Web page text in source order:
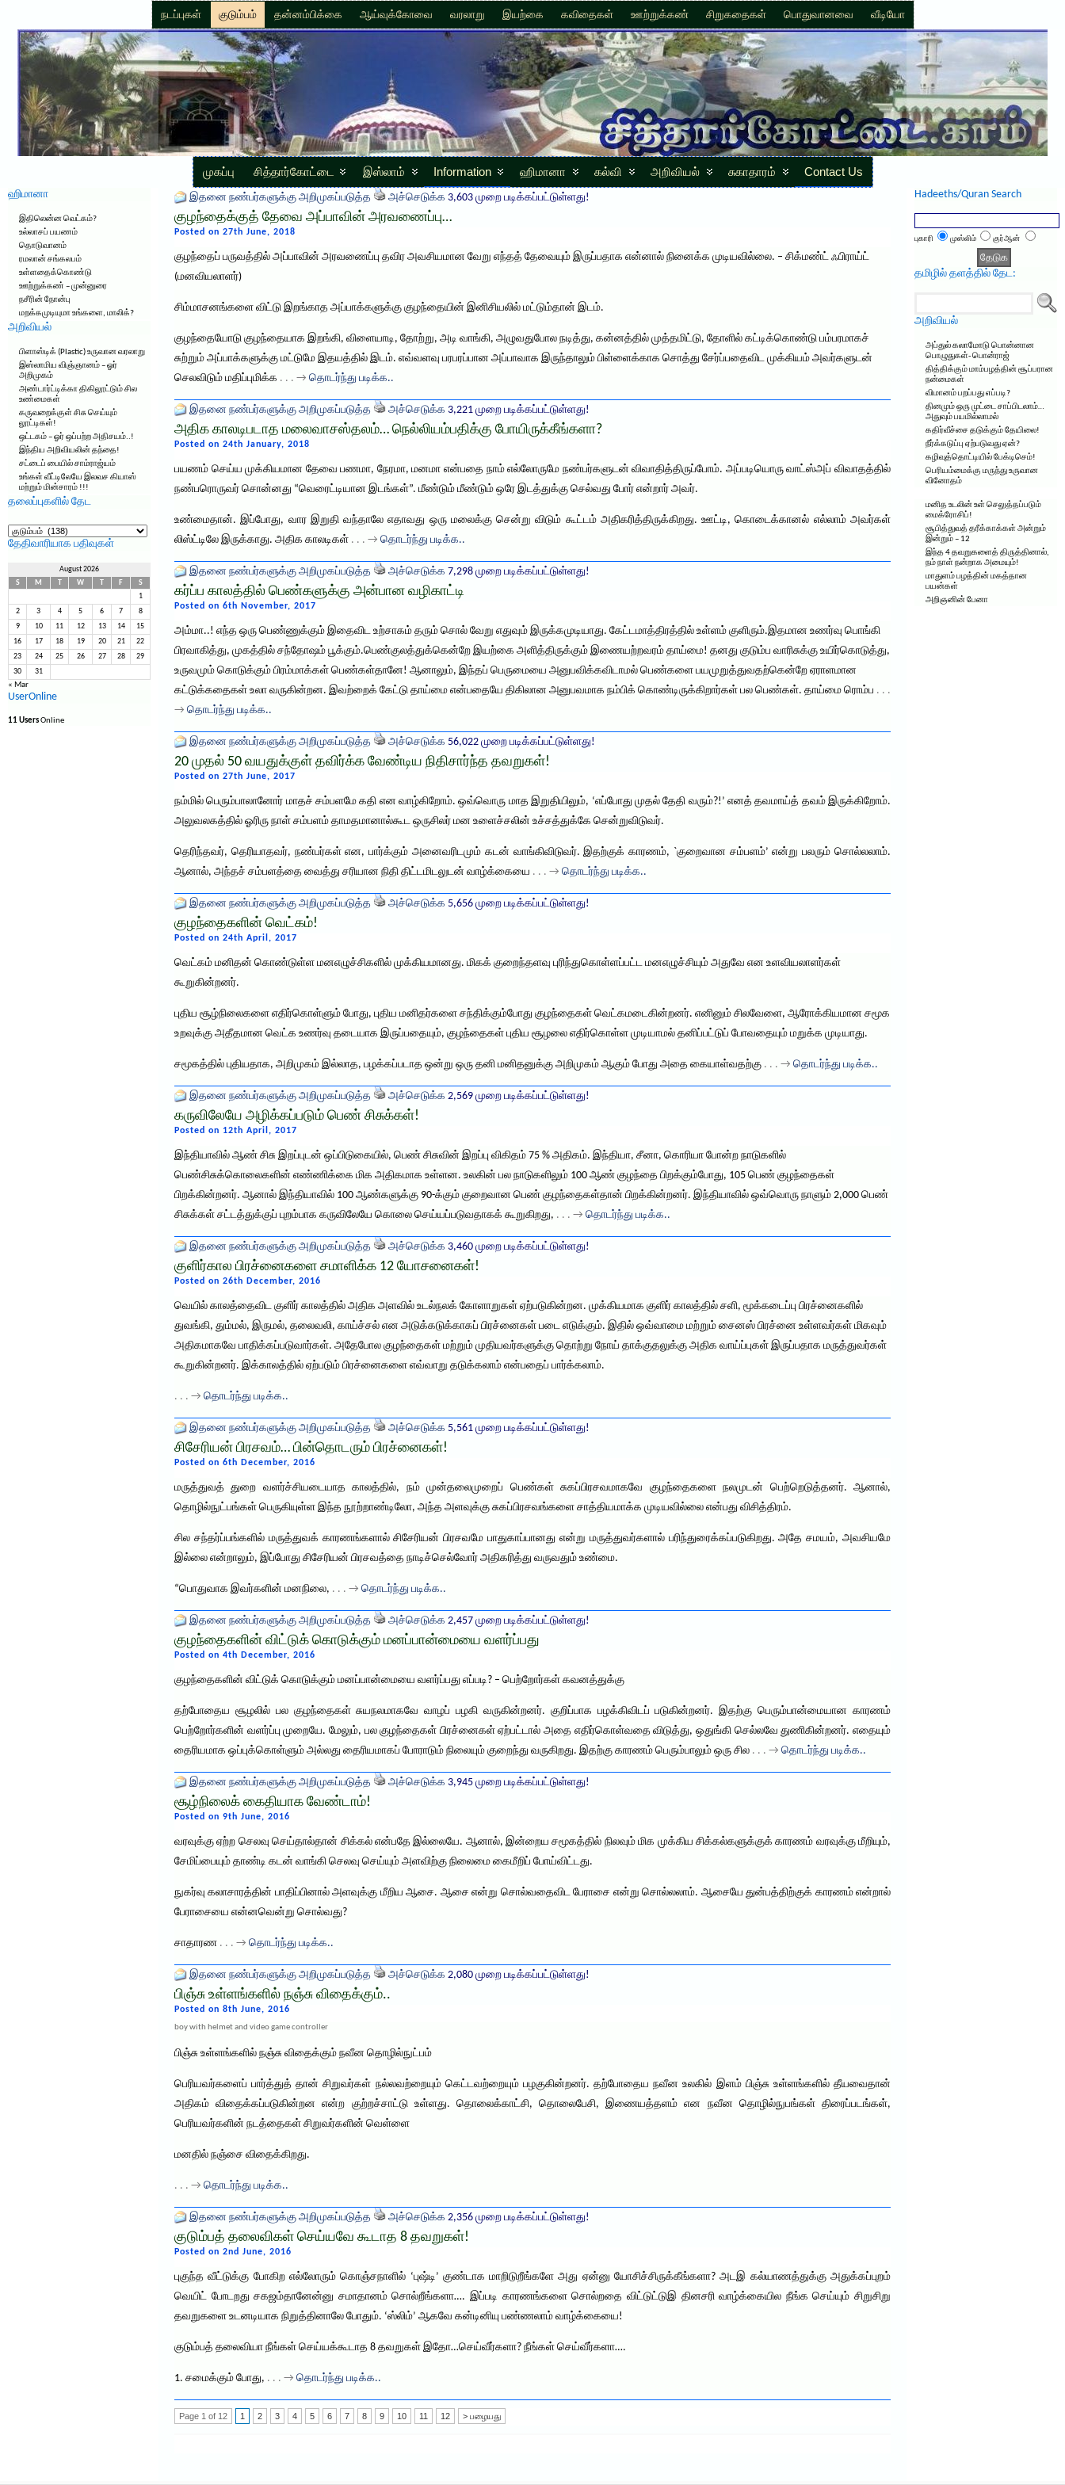
நடப்புகள் குடும்பம் தன்னம்பிக்கை ஆய்வுக்கோவை வரலாறு இயற்கை கவிதைகள் ஊற்றுக்கண் சிறுகதைகள் பொதுவானவை வீடியோ
முகப்பு சித்தார்கோட்டை இஸ்லாம் Information ஹிமானா கல்வி அறிவியல் சுகாதாரம் Contact Us
ஹிமானா
இதிலென்ன வெட்கம்?
உல்லாசப் பயணம்
தொடுவானம்
ரமலான் சங்கலபம்
உள்ளதைக்கொண்டு
ஊற்றுக்கண் – முன்னுரை
நசீரின் நோன்பு
மறக்கமுடியுமா உங்களை, மாலிக்?
அறிவியல்
பிளாஸ்டிக் (Plastic) உருவான வரலாறு
இஸ்லாமிய விஞ்ஞானம் – ஓர்
அறிமுகம்
அண்டார்ட்டிக்கா திகிலூட்டும் சில
உண்மைகள்
கருவறைக்குள் சிசு செய்யும்
லூட்டிகள்!
ஒட்டகம் – ஓர் ஒப்பற்ற அதிசயம்..!
இந்திய அறிவியலின் தந்தை!
சட்டைப் பையில் சாம்ராஜ்யம்
உங்கள் வீட்டிலேயே இலவச கியாஸ்
மற்றும் மின்சாரம் !!!
தலைப்புகளில் தேட
தலைப்புகளில்
தேட
தேதிவாரியாக பதிவுகள்
August 2026
S
M W F
S
1
2 3 4 5 6 7 8
9 10 11 12 13 14 15
16 17 18 19 20 21 22
23 24 25 26 27 28 29
30 31
« Mar
UserOnline
11 UsersOnline
இதனை நண்பர்களுக்கு அறிமுகப்படுத்த அச்செடுக்க 3,603 முறை படிக்கப்பட்டுள்ளது!
குழந்தைக்குத் தேவை அப்பாவின் அரவணைப்பு…
Posted on 27th June, 2018
குழந்தைப் பருவத்தில் அப்பாவின் அரவணைப்பு தவிர அவசியமான வேறு எந்தத் தேவையும் இருப்பதாக என்னால் நினைக்க முடியவில்லை. – சிக்மண்ட் ஃபிராய்ட்
(மனவியலாளர்)
சிம்மாசனங்களை விட்டு இறங்காத அப்பாக்களுக்கு குழந்தையின் இனிசியலில் மட்டும்தான் இடம்.
குழந்தையோடு குழந்தையாக இறங்கி, விளையாடி, தோற்று, அடி வாங்கி, அழுவதுபோல நடித்து, கன்னத்தில் முத்தமிட்டு, தோளில் கட்டிக்கொண்டு பம்பரமாகச்
சுற்றும் அப்பாக்களுக்கு மட்டுமே இதயத்தில் இடம். எவ்வளவு பரபரப்பான அப்பாவாக இருந்தாலும் பிள்ளைக்காக சொத்து சேர்ப்பதைவிட முக்கியம் அவர்களுடன்
செலவிடும் மதிப்புமிக்க . . . → தொடர்ந்து படிக்க..
இதனை நண்பர்களுக்கு அறிமுகப்படுத்த அச்செடுக்க 3,221 முறை படிக்கப்பட்டுள்ளது!
அதிக காலடிபடாத மலைவாசஸ்தலம்… நெல்லியம்பதிக்கு போயிருக்கீங்களா?
Posted on 24th January, 2018
பயணம் செய்ய முக்கியமான தேவை பணமா, நேரமா, மனமா என்பதை நாம் எல்லோருமே நண்பர்களுடன் விவாதித்திருப்போம். அப்படியொரு வாட்ஸ்அப் விவாதத்தில்
நண்பரொருவர் சொன்னது “வெரைட்டியான இடங்கள்”. மீண்டும் மீண்டும் ஒரே இடத்துக்கு செல்வது போர் என்றார் அவர்.
உண்மைதான். இப்போது, வார இறுதி வந்தாலே எதாவது ஒரு மலைக்கு சென்று விடும் கூட்டம் அதிகரித்திருக்கிறது. ஊட்டி, கொடைக்கானல் எல்லாம் அவர்கள்
லிஸ்ட்டிலே இருக்காது. அதிக காலடிகள் . . . → தொடர்ந்து படிக்க..
இதனை நண்பர்களுக்கு அறிமுகப்படுத்த அச்செடுக்க 7,298 முறை படிக்கப்பட்டுள்ளது!
கர்ப்ப காலத்தில் பெண்களுக்கு அன்பான வழிகாட்டி
Posted on 6th November, 2017
அம்மா..! எந்த ஒரு பெண்ணுக்கும் இதைவிட உற்சாகம் தரும் சொல் வேறு எதுவும் இருக்கமுடியாது. கேட்டமாத்திரத்தில் உள்ளம் குளிரும்.இதமான உணர்வு பொங்கி
பிரவாகித்து, முகத்தில் சந்தோஷம் பூக்கும்.பெண்குலத்துக்கென்றே இயற்கை அளித்திருக்கும் இணையற்றவரம் தாய்மை! தனது குடும்ப வாரிசுக்கு உயிர்கொடுத்து,
உருவமும் கொடுக்கும் பிரம்மாக்கள் பெண்கள்தானே! ஆனாலும், இந்தப் பெருமையை அனுபவிக்கவிடாமல் பெண்களை பயமுறுத்துவதற்கென்றே ஏராளமான
கட்டுக்கதைகள் உலா வருகின்றன. இவற்றைக் கேட்டு தாய்மை என்பதையே திகிலான அனுபவமாக நம்பிக் கொண்டிருக்கிறார்கள் பல பெண்கள். தாய்மை ரொம்ப . . .
→ தொடர்ந்து படிக்க..
இதனை நண்பர்களுக்கு அறிமுகப்படுத்த அச்செடுக்க 56,022 முறை படிக்கப்பட்டுள்ளது!
20 முதல் 50 வயதுக்குள் தவிர்க்க வேண்டிய நிதிசார்ந்த தவறுகள்!
Posted on 27th June, 2017
நம்மில் பெரும்பாலானோர் மாதச் சம்பளமே கதி என வாழ்கிறோம். ஒவ்வொரு மாத இறுதியிலும், ‘எப்போது முதல் தேதி வரும்?!’ எனத் தவமாய்த் தவம் இருக்கிறோம்.
அலுவலகத்தில் ஓரிரு நாள் சம்பளம் தாமதமானால்கூட ஒருசிலர் மன உளைச்சலின் உச்சத்துக்கே சென்றுவிடுவர்.
தெரிந்தவர், தெரியாதவர், நண்பர்கள் என, பார்க்கும் அனைவரிடமும் கடன் வாங்கிவிடுவர். இதற்குக் காரணம், `குறைவான சம்பளம்’ என்று பலரும் சொல்லலாம்.
ஆனால், அந்தச் சம்பளத்தை வைத்து சரியான நிதி திட்டமிடலுடன் வாழ்க்கையை . . . → தொடர்ந்து படிக்க..
இதனை நண்பர்களுக்கு அறிமுகப்படுத்த அச்செடுக்க 5,656 முறை படிக்கப்பட்டுள்ளது!
குழந்தைகளின் வெட்கம்!
Posted on 24th April, 2017
வெட்கம் மனிதன் கொண்டுள்ள மனஎழுச்சிகளில் முக்கியமானது. மிகக் குறைந்தளவு புரிந்துகொள்ளப்பட்ட மனஎழுச்சியும் அதுவே என உளவியலாளர்கள்
கூறுகின்றனர்.
புதிய சூழ்நிலைகளை எதிர்கொள்ளும் போது, புதிய மனிதர்களை சந்திக்கும்போது குழந்தைகள் வெட்கமடைகின்றனர். எனினும் சிலவேளை, ஆரோக்கியமான சமூக
உறவுக்கு அதீதமான வெட்க உணர்வு தடையாக இருப்பதையும், குழந்தைகள் புதிய சூழலை எதிர்கொள்ள முடியாமல் தனிப்பட்டுப் போவதையும் மறுக்க முடியாது.
சமூகத்தில் புதியதாக, அறிமுகம் இல்லாத, பழக்கப்படாத ஒன்று ஒரு தனி மனிதனுக்கு அறிமுகம் ஆகும் போது அதை கையாள்வதற்கு . . . → தொடர்ந்து படிக்க..
இதனை நண்பர்களுக்கு அறிமுகப்படுத்த அச்செடுக்க 2,569 முறை படிக்கப்பட்டுள்ளது!
கருவிலேயே அழிக்கப்படும் பெண் சிசுக்கள்!
Posted on 12th April, 2017
இந்தியாவில் ஆண் சிசு இறப்புடன் ஒப்பிடுகையில், பெண் சிசுவின் இறப்பு விகிதம் 75 % அதிகம். இந்தியா, சீனா, கொரியா போன்ற நாடுகளில்
பெண்சிசுக்கொலைகளின் எண்ணிக்கை மிக அதிகமாக உள்ளன. உலகின் பல நாடுகளிலும் 100 ஆண் குழந்தை பிறக்கும்போது, 105 பெண் குழந்தைகள்
பிறக்கின்றனர். ஆனால் இந்தியாவில் 100 ஆண்களுக்கு 90-க்கும் குறைவான பெண் குழந்தைகள்தான் பிறக்கின்றனர். இந்தியாவில் ஒவ்வொரு நாளும் 2,000 பெண்
சிசுக்கள் சட்டத்துக்குப் புறம்பாக கருவிலேயே கொலை செய்யப்படுவதாகக் கூறுகிறது, . . . → தொடர்ந்து படிக்க..
இதனை நண்பர்களுக்கு அறிமுகப்படுத்த அச்செடுக்க 3,460 முறை படிக்கப்பட்டுள்ளது!
குளிர்கால பிரச்னைகளை சமாளிக்க 12 யோசனைகள்!
Posted on 26th December, 2016
வெயில் காலத்தைவிட குளிர் காலத்தில் அதிக அளவில் உடல்நலக் கோளாறுகள் ஏற்படுகின்றன. முக்கியமாக குளிர் காலத்தில் சளி, மூக்கடைப்பு பிரச்னைகளில்
துவங்கி, தும்மல், இருமல், தலைவலி, காய்ச்சல் என அடுக்கடுக்காகப் பிரச்னைகள் படை எடுக்கும். இதில் ஒவ்வாமை மற்றும் சைனஸ் பிரச்னை உள்ளவர்கள் மிகவும்
அதிகமாகவே பாதிக்கப்படுவார்கள். அதேபோல குழந்தைகள் மற்றும் முதியவர்களுக்கு தொற்று நோய் தாக்குதலுக்கு அதிக வாய்ப்புகள் இருப்பதாக மருத்துவர்கள்
கூறுகின்றனர். இக்காலத்தில் ஏற்படும் பிரச்னைகளை எவ்வாறு தடுக்கலாம் என்பதைப் பார்க்கலாம்.
. . . → தொடர்ந்து படிக்க..
இதனை நண்பர்களுக்கு அறிமுகப்படுத்த அச்செடுக்க 5,561 முறை படிக்கப்பட்டுள்ளது!
சிசேரியன் பிரசவம்… பின்தொடரும் பிரச்னைகள்!
Posted on 6th December, 2016
மருத்துவத் துறை வளர்ச்சியடையாத காலத்தில், நம் முன்தலைமுறைப் பெண்கள் சுகப்பிரசவமாகவே குழந்தைகளை நலமுடன் பெற்றெடுத்தனர். ஆனால்,
தொழில்நுட்பங்கள் பெருகியுள்ள இந்த நூற்றாண்டிலோ, அந்த அளவுக்கு சுகப்பிரசவங்களை சாத்தியமாக்க முடியவில்லை என்பது விசித்திரம்.
சில சந்தர்ப்பங்களில் மருத்துவக் காரணங்களால் சிசேரியன் பிரசவமே பாதுகாப்பானது என்று மருத்துவர்களால் பரிந்துரைக்கப்படுகிறது. அதே சமயம், அவசியமே
இல்லை என்றாலும், இப்போது சிசேரியன் பிரசவத்தை நாடிச்செல்வோர் அதிகரித்து வருவதும் உண்மை.
“பொதுவாக இவர்களின் மனநிலை, . . . → தொடர்ந்து படிக்க..
இதனை நண்பர்களுக்கு அறிமுகப்படுத்த அச்செடுக்க 2,457 முறை படிக்கப்பட்டுள்ளது!
குழந்தைகளின் விட்டுக் கொடுக்கும் மனப்பான்மையை வளர்ப்பது
Posted on 4th December, 2016
குழந்தைகளின் விட்டுக் கொடுக்கும் மனப்பான்மையை வளர்ப்பது எப்படி? – பெற்றோர்கள் கவனத்துக்கு
தற்போதைய சூழலில் பல குழந்தைகள் சுயநலமாகவே வாழப் பழகி வருகின்றனர். குறிப்பாக பழக்கிவிடப் படுகின்றனர். இதற்கு பெரும்பான்மையான காரணம்
பெற்றோர்களின் வளர்ப்பு முறையே. மேலும், பல குழந்தைகள் பிரச்னைகள் ஏற்பட்டால் அதை எதிர்கொள்வதை விடுத்து, ஒதுங்கி செல்லவே துணிகின்றனர். எதையும்
தைரியமாக ஒப்புக்கொள்ளும் அல்லது தைரியமாகப் போராடும் நிலையும் குறைந்து வருகிறது. இதற்கு காரணம் பெரும்பாலும் ஒரு சில . . . → தொடர்ந்து படிக்க..
இதனை நண்பர்களுக்கு அறிமுகப்படுத்த அச்செடுக்க 3,945 முறை படிக்கப்பட்டுள்ளது!
சூழ்நிலைக் கைதியாக வேண்டாம்!
Posted on 9th June, 2016
வரவுக்கு ஏற்ற செலவு செய்தால்தான் சிக்கல் என்பதே இல்லையே. ஆனால், இன்றைய சமூகத்தில் நிலவும் மிக முக்கிய சிக்கல்களுக்குக் காரணம் வரவுக்கு மீறியும்,
சேமிப்பையும் தாண்டி கடன் வாங்கி செலவு செய்யும் அளவிற்கு நிலைமை கைமீறிப் போய்விட்டது.
நுகர்வு கலாசாரத்தின் பாதிப்பினால் அளவுக்கு மீறிய ஆசை. ஆசை என்று சொல்வதைவிட பேராசை என்று சொல்லலாம். ஆசையே துன்பத்திற்குக் காரணம் என்றால்
பேராசையை என்னவென்று சொல்வது?
சாதாரண . . . → தொடர்ந்து படிக்க..
இதனை நண்பர்களுக்கு அறிமுகப்படுத்த அச்செடுக்க 2,080 முறை படிக்கப்பட்டுள்ளது!
பிஞ்சு உள்ளங்களில் நஞ்சு விதைக்கும்..
Posted on 8th June, 2016
boy with helmet and video game controller
பிஞ்சு உள்ளங்களில் நஞ்சு விதைக்கும் நவீன தொழில்நுட்பம்
பெரியவர்களைப் பார்த்துத் தான் சிறுவர்கள் நல்லவற்றையும் கெட்டவற்றையும் பழகுகின்றனர். தற்போதைய நவீன உலகில் இளம் பிஞ்சு உள்ளங்களில் தீயவைதான்
அதிகம் விதைக்கப்படுகின்றன என்ற குற்றச்சாட்டு உள்ளது. தொலைக்காட்சி, தொலைபேசி, இணையத்தளம் என நவீன தொழில்நுபங்கள் திரைப்படங்கள்,
பெரியவர்களின் நடத்தைகள் சிறுவர்களின் வெள்ளை
மனதில் நஞ்சை விதைக்கிறது.
. . . → தொடர்ந்து படிக்க..
இதனை நண்பர்களுக்கு அறிமுகப்படுத்த அச்செடுக்க 2,356 முறை படிக்கப்பட்டுள்ளது!
குடும்பத் தலைவிகள் செய்யவே கூடாத 8 தவறுகள்!
Posted on 2nd June, 2016
புகுந்த வீட்டுக்கு போகிற எல்லோரும் கொஞ்சநாளில் ‘புஷ்டி’ குண்டாக மாறிடுறீங்களே அது ஏன்னு யோசிச்சிருக்கீங்களா? அடஇ கல்யாணத்துக்கு அதுக்கப்புறம்
வெயிட் போடறது சகஜம்தானேன்னு சமாதானம் சொல்றீங்களா…. இப்படி காரணங்களை சொல்றதை விட்டுட்டுஇ தினசரி வாழ்க்கையில நீங்க செய்யும் சிறுசிறு
தவறுகளை உடனடியாக நிறுத்தினாலே போதும். ‘ஸ்லிம்’ ஆகவே கன்டினியு பண்ணலாம் வாழ்க்கையை!
குடும்பத் தலைவியா நீங்கள் செய்யக்கூடாத 8 தவறுகள் இதோ…செய்வீர்களா? நீங்கள் செய்வீர்களா….
1. சமைக்கும் போது, . . . → தொடர்ந்து படிக்க..
Page 1 of 12 1 2 3 4 5 6 7 8 9 10 11 12 > பழையது
Hadeeths/Quran Search
புகாரி முஸ்லிம் குர்ஆன்
தமிழில் தளத்தில் தேட:
அறிவியல்
அப்துல் கலாமோடு பொன்னான
பொழுதுகள்- பொன்ராஜ்
தித்திக்கும் மாம்பழத்தின் சூப்பரான
நன்மைகள்
விமானம் பறப்பது எப்படி?
தினமும் ஒரு முட்டை சாப்பிடலாம்…
அதுவும் பயமில்லாமல்
கதிர்வீச்சை தடுக்கும் தேயிலை!
நீர்க்கடுப்பு ஏற்படுவது ஏன்?
கழிவுத்தொட்டியில் பேக்டிசெம்!
பெரியம்மைக்கு மருந்து உருவான
வினோதம்
மனித உடலின் உள் செலுத்தப்படும்
மைக்ரோசிப்!
சூபித்துவத் தரீக்காக்கள் அன்றும்
இன்றும் – 12
இந்த 4 தவறுகளைத் திருத்தினால்,
நம் நாள் நன்றாக அமையும்!
மாதுளம் பழத்தின் மகத்தான
பயன்கள்
அறிஞனின் பேனா